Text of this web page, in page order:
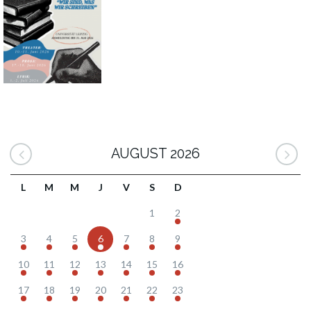
AUGUST 2026
L M M J V S D
1 2
3 4 5 6 7 8 9
10 11 12 13 14 15 16
17 18 19 20 21 22 23